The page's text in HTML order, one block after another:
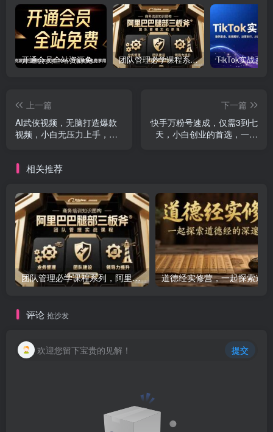
开通会员全站资源免费下载 开通VIP会员 HY资源库 团队管理必学课程系列，阿里巴巴“腿部三板斧”
上一篇
AI武侠视频，无脑打造爆款
视频，小白无压力上手，无
下一篇
快手万粉号速成，仅需3到七
天，小白创业的首选，一套
相关推荐
团队管理必学课程系列，阿里巴巴“腿部三板斧”
评论 抢沙发
欢迎您留下宝贵的见解！ 提交